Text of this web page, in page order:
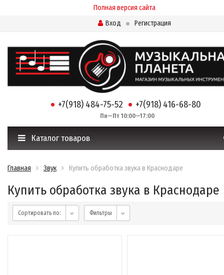
Полная версия сайта
Вход
Регистрация
+7(918) 484-75-52 +7(918) 416-68-80
Пн—Пт 10:00—17:00
Каталог товаров
Главная Звук Купить обработка звука в Краснодаре
Купить обработка звука в Краснодаре
Сортировать по: Фильтры